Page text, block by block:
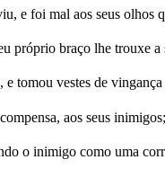
e foi mal aos seus olhos
próprio braço lhe trouxe a
tomou vestes de
aos seus
o inimigo como uma